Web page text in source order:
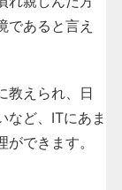
であると言え
教えられ、日
など、ITにあま
できます。